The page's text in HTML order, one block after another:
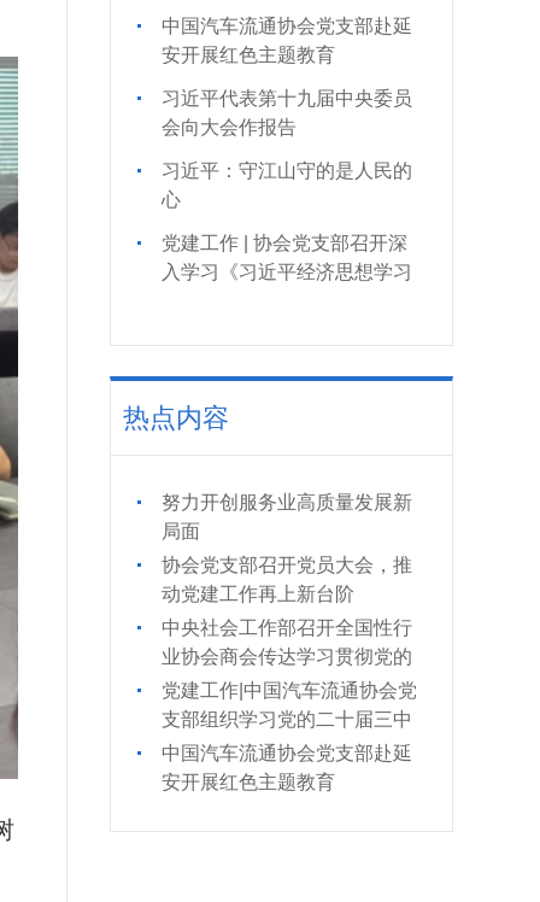
全会精神
中国汽车流通协会党支部赴延
安开展红色主题教育
习近平代表第十九届中央委员
会向大会作报告
习近平：守江山守的是人民的
心
党建工作 | 协会党支部召开深
入学习《习近平经济思想学习
热点内容
努力开创服务业高质量发展新
局面
协会党支部召开党员大会，推
动党建工作再上新台阶
中央社会工作部召开全国性行
业协会商会传达学习贯彻党的
二十届三中全会精神会议
党建工作|中国汽车流通协会党
支部组织学习党的二十届三中
全会精神
中国汽车流通协会党支部赴延
安开展红色主题教育